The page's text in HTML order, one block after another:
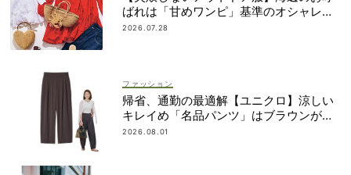
ばれは「甘めワンピ」基準のオシャレが
正解！
2026.07.28
ファッション
帰省、通勤の最適解【ユニクロ】涼しい
キレイめ「名品パンツ」はブラウンが使
える！
2026.08.01